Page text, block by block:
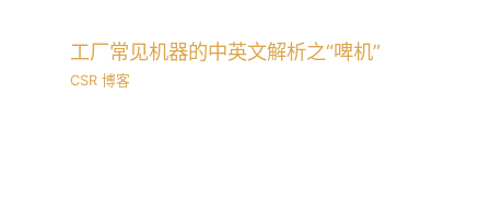
工厂常见机器的中英文解析之“啤机”
CSR 博客